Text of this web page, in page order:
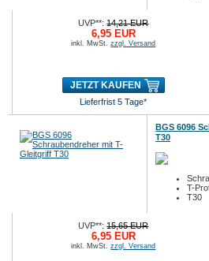
UVP**:14,21 EUR
6,95 EUR
inkl. MwSt.zzgl. Versand
JETZT KAUFEN
Lieferfrist 5 Tage*
BGS 6096
T30
T-
T30
UVP**:15,65 EUR
6,95 EUR
inkl. MwSt.zzgl. Versand